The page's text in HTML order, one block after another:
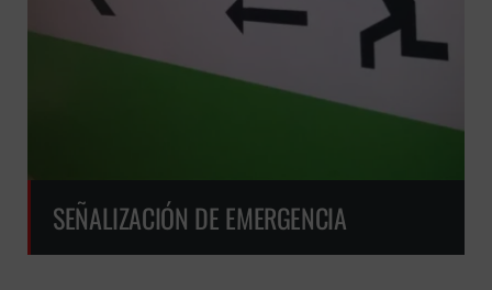
SEÑALIZACIÓN DE EMERGENCIA